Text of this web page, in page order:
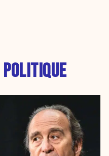
POLITIQUE